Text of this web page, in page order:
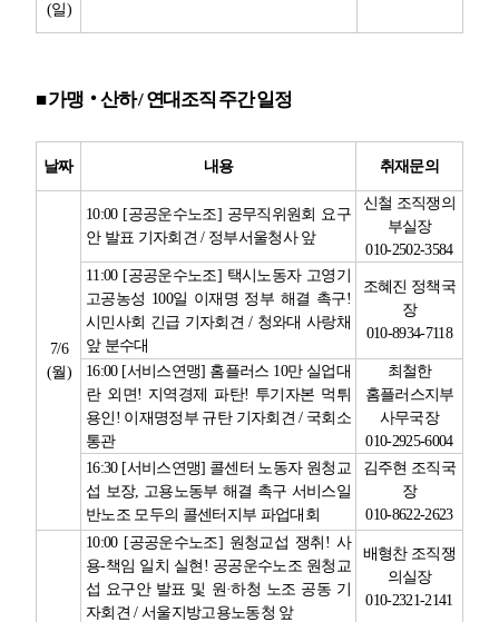
(일)
■가맹‧산하/연대조직 주간 일정
날짜 내용 취재문의
7/6
(월)
10:00 [공공운수노조] 공무직위원회 요구
안 발표 기자회견/ 정부서울청사 앞
신철 조직쟁의
부실장
010-2502-3584
11:00 [공공운수노조] 택시노동자 고영기
고공농성 100일 이재명 정부 해결 촉구!
시민사회 긴급 기자회견/ 청와대 사랑채
앞 분수대
조혜진 정책국
장
010-8934-7118
16:00 [서비스연맹] 홈플러스 10만 실업대
란 외면! 지역경제 파탄! 투기자본 먹튀
용인 ! 이재명정부 규탄 기자회견/ 국회소
통관
최철한
홈플러스지부
사무국장
010-2925-6004
16:30 [서비스연맹] 콜센터 노동자 원청교
섭 보장, 고용노동부 해결 촉구 서비스일
반노조 모두의 콜센터지부 파업대회
김주현 조직국
장
010-8622-2623
10:00 [공공운수노조] 원청교섭 쟁취 ! 사
용-책임 일치 실현 ! 공공운수노조 원청교
섭 요구안 발표 및 원·하청 노조 공동 기
자회견/서울지방고용노동청 앞
배형찬 조직쟁
의실장
010-2321-2141